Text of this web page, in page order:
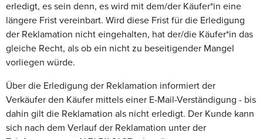
erledigt, es sein denn, es wird mit dem/der Käufer*in eine
längere Frist vereinbart. Wird diese Frist für die Erledigung
der Reklamation nicht eingehalten, hat der/die Käufer*in das
gleiche Recht, als ob ein nicht zu beseitigender Mangel
vorliegen würde.
Über die Erledigung der Reklamation informiert der
Verkäufer den Käufer mittels einer E-Mail-Verständigung - bis
dahin gilt die Reklamation als nicht erledigt. Der Kunde kann
sich nach dem Verlauf der Reklamation unter der